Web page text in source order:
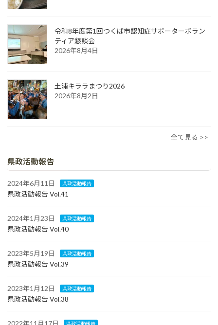
令和8年度第1回つくば市認知症サポーターボラン
ティア懇談会
2026年8月4日
土浦キララまつり2026
2026年8月2日
全て見る >>
県政活動報告
2024年6月11日 県政活動報告
県政活動報告 Vol.41
2024年1月23日 県政活動報告
県政活動報告 Vol.40
2023年5月19日 県政活動報告
県政活動報告 Vol.39
2023年1月12日 県政活動報告
県政活動報告 Vol.38
2022年11月17日 県政活動報告